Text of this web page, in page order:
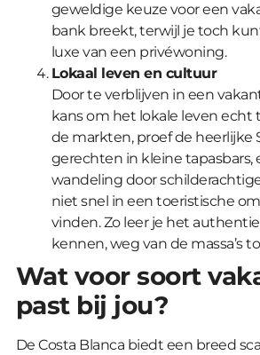
geweldige keuze voor een
bank breekt, terwijl je toch
luxe van een privéwoning.
Lokaal leven en cultuur
Door te verblijven in een
kans om het lokale leven echt
de markten, proef de heerlijke
gerechten in kleine tapasbars,
wandeling door
niet snel in een toeristische
vinden. Zo leer je het
kennen, weg van de massa’s
Wat voor soort
past bij jou?
De Costa Blanca biedt een breed